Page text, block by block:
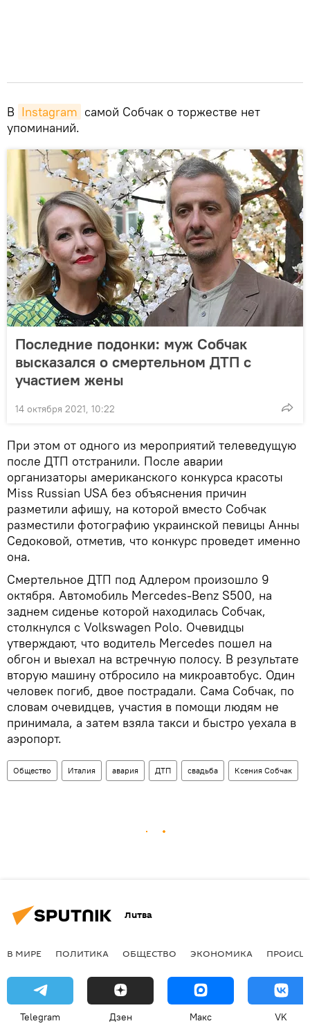
В Instagram самой Собчак о торжестве нет
упоминаний.
Последние подонки: муж Собчак
высказался о смертельном ДТП с
участием жены
14 октября 2021, 10:22
При этом от одного из мероприятий телеведущую
после ДТП отстранили. После аварии
организаторы американского конкурса красоты
Miss Russian USA без объяснения причин
разметили афишу, на которой вместо Собчак
разместили фотографию украинской певицы Анны
Седоковой, отметив, что конкурс проведет именно
она.
Смертельное ДТП под Адлером произошло 9
октября. Автомобиль Mercedes-Benz S500, на
заднем сиденье которой находилась Собчак,
столкнулся с Volkswagen Polo. Очевидцы
утверждают, что водитель Mercedes пошел на
обгон и выехал на встречную полосу. В результате
вторую машину отбросило на микроавтобус. Один
человек погиб, двое пострадали. Сама Собчак, по
словам очевидцев, участия в помощи людям не
принимала, а затем взяла такси и быстро уехала в
аэропорт.
Общество Италия авария ДТП свадьба Ксения Собчак
Литва
В МИРЕ ПОЛИТИКА ОБЩЕСТВО ЭКОНОМИКА
Telegram Дзен Макс VK